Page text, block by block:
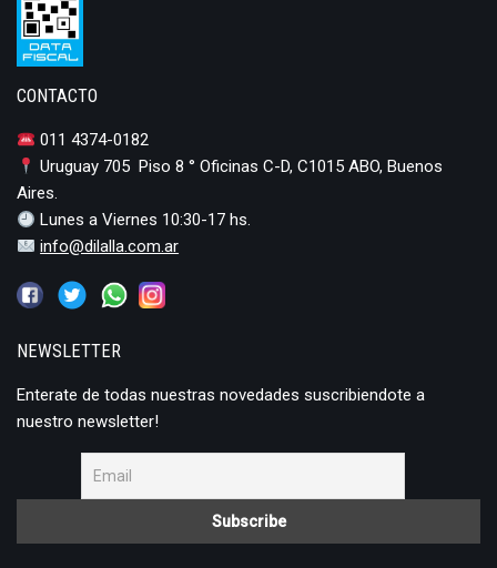
CONTACTO
011 4374-0182
Uruguay 705 Piso 8 ° Oficinas C-D, C1015 ABO, Buenos
Aires.
Lunes a Viernes 10:30-17 hs.
info@dilalla.com.ar
NEWSLETTER
Enterate de todas nuestras novedades suscribiendote a
nuestro newsletter!